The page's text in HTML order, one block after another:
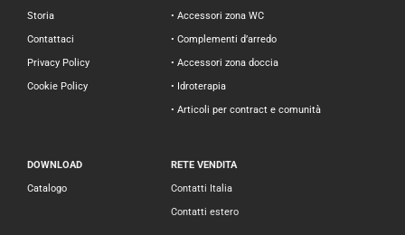
Storia
Contattaci
Privacy Policy
Cookie Policy
• Accessori zona WC
• Complementi d’arredo
• Accessori zona doccia
• Idroterapia
• Articoli per contract e comunità
DOWNLOAD
Catalogo
RETE VENDITA
Contatti Italia
Contatti estero